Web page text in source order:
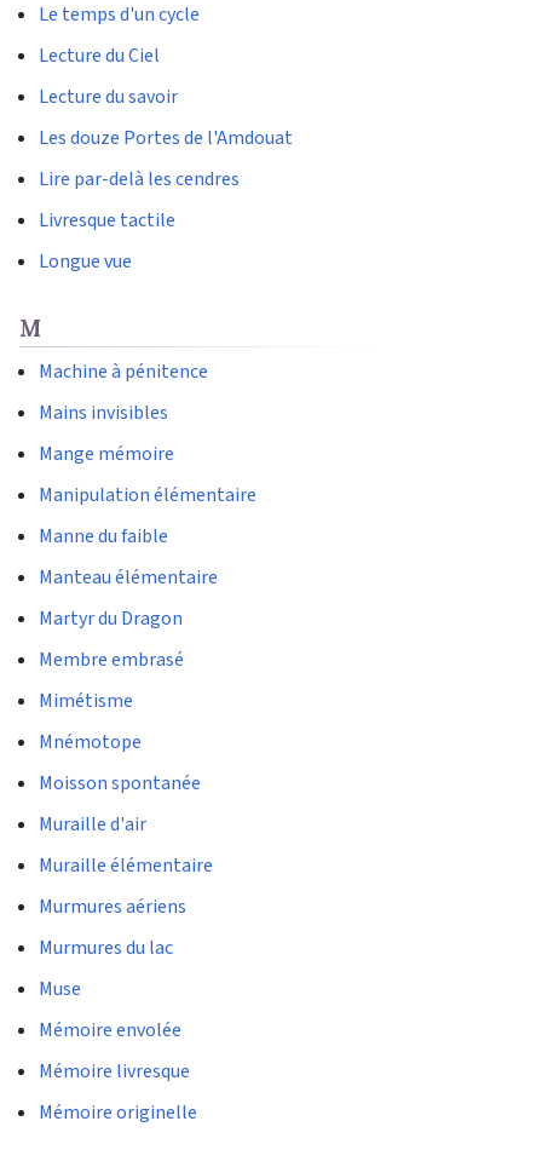
Le temps d'un cycle
Lecture du Ciel
Lecture du savoir
Les douze Portes de l'Amdouat
Lire par-delà les cendres
Livresque tactile
Longue vue
M
Machine à pénitence
Mains invisibles
Mange mémoire
Manipulation élémentaire
Manne du faible
Manteau élémentaire
Martyr du Dragon
Membre embrasé
Mimétisme
Mnémotope
Moisson spontanée
Muraille d'air
Muraille élémentaire
Murmures aériens
Murmures du lac
Muse
Mémoire envolée
Mémoire livresque
Mémoire originelle